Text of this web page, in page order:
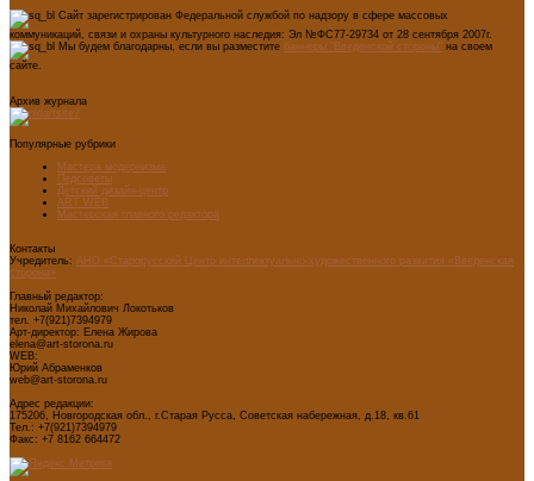
Сайт зарегистрирован Федеральной службой по надзору в сфере массовых
коммуникаций, связи и охраны культурного наследия: Эл №ФС77-29734 от 28 сентября 2007г.
Мы будем благодарны, если вы разместите баннеры "Введенской стороны" на своем
сайте.
Архив журнала
Популярные рубрики
Мастера модернизма
Педсоветы
Детский дизайн-центр
ART WEB
Мастерская главного редактора
Контакты
Учредитель: АНО «Старорусский Центр интеллектуально-художественного развития «Введенская
сторона»
Главный редактор:
Николай Михайлович Локотьков
тел. +7(921)7394979
Арт-директор: Елена Жирова
elena@art-storona.ru
WEB:
Юрий Абраменков
web@art-storona.ru
Адрес редакции:
175206, Новгородская обл., г.Старая Русса, Советская набережная, д.18, кв.61
Тел.: +7(921)7394979
Факс: +7 8162 664472